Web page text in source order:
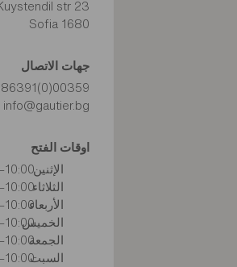
23 Kuystendil str.
1680 Sofia
جهات الاتصال
00359(0)29586391
info@gautier.bg
اوقات الفتح
الإثنين10:00–19:00
الثلاثاء10:00–19:00
الأربعاء10:00–19:00
الخميس10:00–19:00
الجمعة10:00–19:00
السبت10:00–17:00